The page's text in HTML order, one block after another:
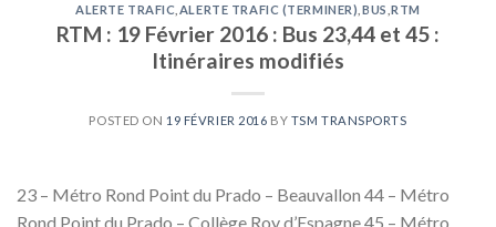
ALERTE TRAFIC ALERTE TRAFIC (TERMINER) BUS ,RTM
RTM : 19 Février 2016 : Bus 23,44 et 45 :
Itinéraires modifiés
POSTED ON 19 FÉVRIER 2016 BY TSM TRANSPORTS
23 – Métro Rond Point du Prado – Beauvallon 44 – Métro
Rond Point du Prado – Collège Roy d’Espagne 45 – Métro